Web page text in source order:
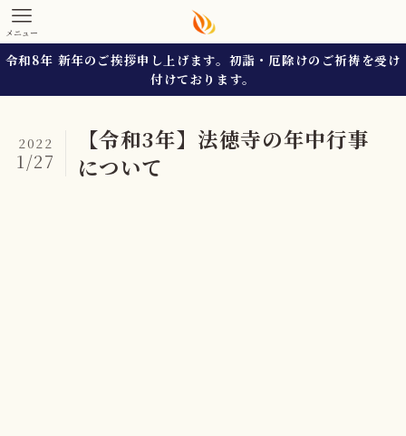
メニュー
令和8年 新年のご挨拶申し上げます。初詣・厄除けのご祈祷を受け
付けております。
【令和3年】法徳寺の年中行事
について
2022
1/27